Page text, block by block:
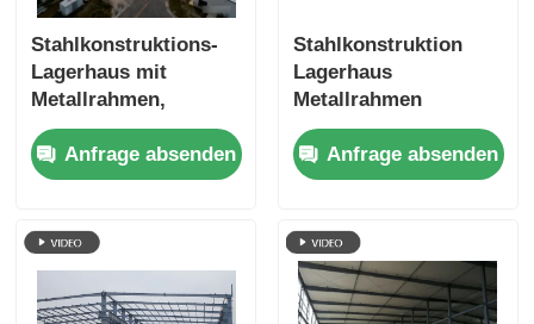
Stahlkonstruktions-
Lagerhaus mit
Metallrahmen,
konzipiert für die
industrielle Lagerung
mit hoher Festigkeit
Lebensdauer
Anfrage absenden
Stahlkonstruktion
Lagerhaus
Metallrahmen
Konstruktion zur
Maximierung der
Lagerkapazität und
der Strukturstabilität
Anfrage absenden